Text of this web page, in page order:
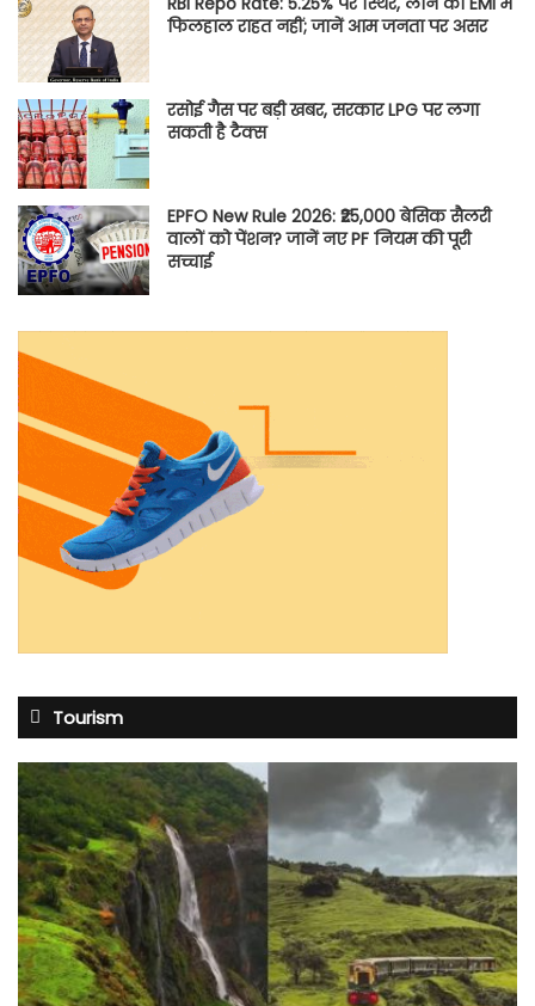
फिलहाल राहत नहीं; जानें आम जनता पर असर
रसोई गैस पर बड़ी खबर, सरकार LPG पर लगा
सकती है टैक्स
EPFO New Rule 2026: ₹25,000 बेसिक सैलरी
वालों को पेंशन? जानें नए PF नियम की पूरी
सच्चाई
Tourism